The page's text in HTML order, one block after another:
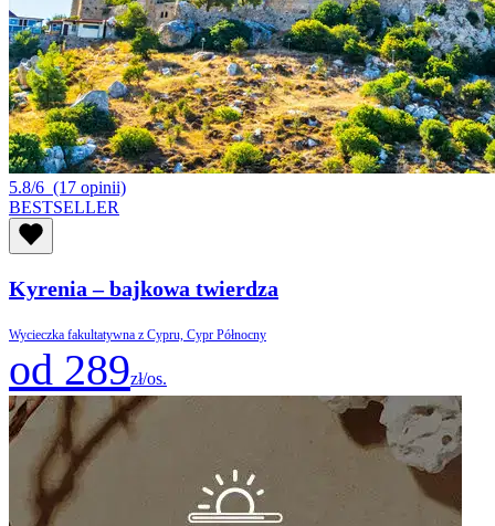
5.8/6 (17 opinii)
BESTSELLER
Kyrenia – bajkowa twierdza
Wycieczka fakultatywna z Cypru, Cypr Północny
od 289zł/os.